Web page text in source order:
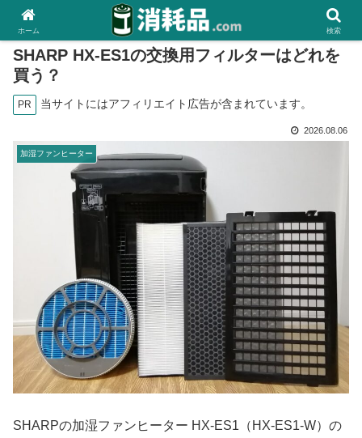
SHARP HX-ES1の交換用フィルターはどれを
買う？
PR 当サイトにはアフィリエイト広告が含まれています。
2026.08.06
加湿ファンヒーター
SHARPの加湿ファンヒーター HX-ES1（HX-ES1-W）の
ホーム 検索